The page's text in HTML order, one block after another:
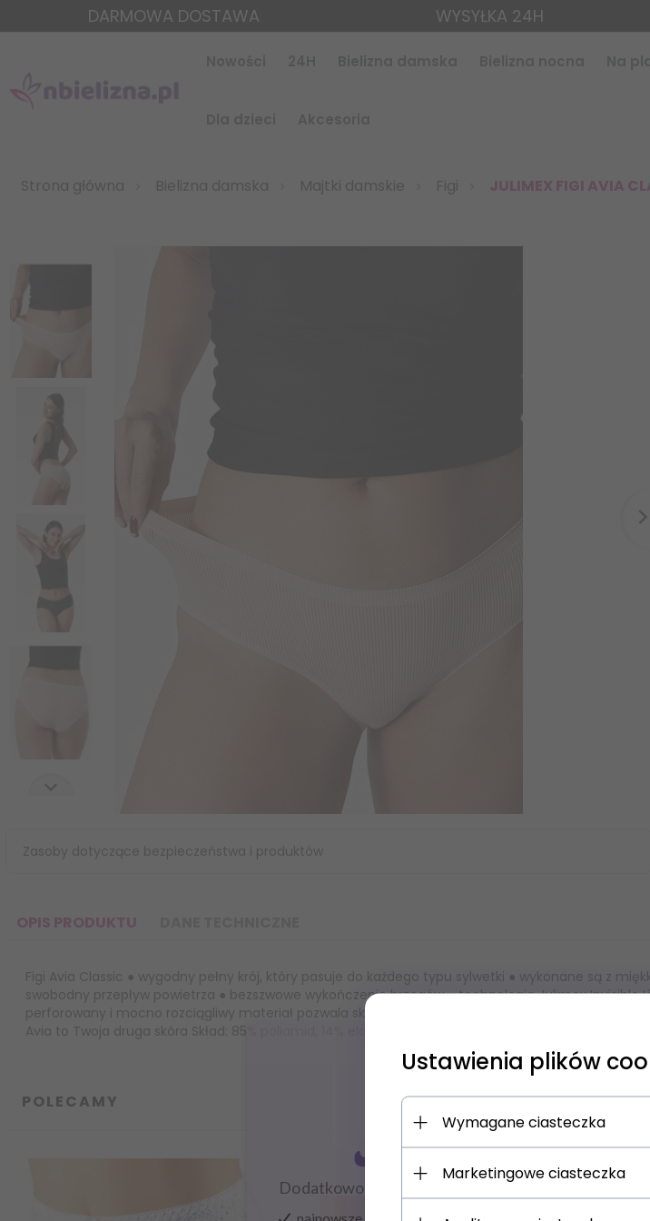
DARMOWA DOSTAWA WYSYŁKA 24H
Strona główna Bielizna damska Majtki damskie Figi JULIMEX FIGI AVIA
Zasoby dotyczące bezpieczeństwa i produktów
OPIS PRODUKTU
Figi Avia Classic ● wygodny pełny krój, który pasuje do każdego typu sylwetki ● wykonane są z
swobodny przepływ powietrza ● bezszwowe wykończenie brzegów - technologia Julimex
perforowany i mocno rozciągliwy materiał pozwala skórze oddychać ● pasują do każdego typu
Avia to Twoja druga skóra Skład: 85% poliamid, 14% elastan, 1% bawełna
POLECAMY
Ustawienia plików
Wymagane ciasteczka
Marketingowe ciasteczka
Zapisz się NA newsletter i odbierz
Dodatkowo zyskujesz: